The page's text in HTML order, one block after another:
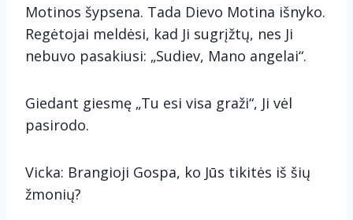
Motinos šypsena. Tada Dievo Motina išnyko.
Regėtojai meldėsi, kad Ji sugrįžtų, nes Ji
nebuvo pasakiusi: „Sudiev, Mano angelai“.
Giedant giesmę „Tu esi visa graži“, Ji vėl
pasirodo.
Vicka: Brangioji Gospa, ko Jūs tikitės iš šių
žmonių?